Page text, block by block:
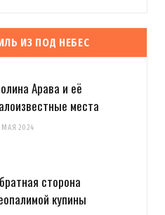
ИЗ ПОД НЕБЕС
Арава и её
места
МАЯ 2024
сторона
купины